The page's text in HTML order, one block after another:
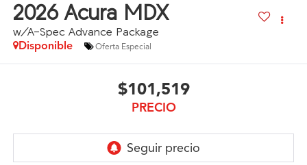
2026 Acura MDX
w/A-Spec Advance Package
Disponible Oferta Especial
$101,519
PRECIO